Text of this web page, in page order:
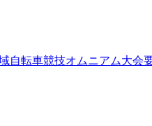
自転車競技オムニアム大会